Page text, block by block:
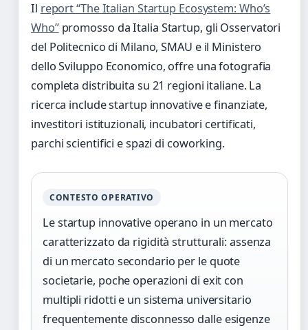
Il report “The Italian Startup Ecosystem: Who’s
Who”promosso da Italia Startup, gli Osservatori
del Politecnico di Milano, SMAU e il Ministero
dello Sviluppo Economico, offre una fotografia
completa distribuita su 21 regioni italiane. La
ricerca include startup innovative e finanziate,
investitori istituzionali, incubatori certificati,
parchi scientifici e spazi di coworking.
CONTESTO OPERATIVO
Le startup innovative operano in un mercato
caratterizzato da rigidità strutturali: assenza
di un mercato secondario per le quote
societarie, poche operazioni di exit con
multipli ridotti e un sistema universitario
frequentemente disconnesso dalle esigenze